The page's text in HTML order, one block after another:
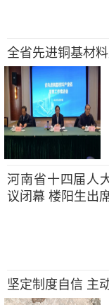
全省先进铜基材
河南省十四届人
议闭幕 楼阳生出
坚定制度自信 主